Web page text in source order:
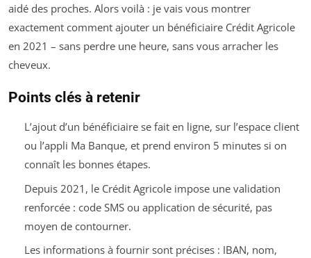
aidé des proches. Alors voilà : je vais vous montrer
exactement comment ajouter un bénéficiaire Crédit Agricole
en 2021 – sans perdre une heure, sans vous arracher les
cheveux.
Points clés à retenir
L’ajout d’un bénéficiaire se fait en ligne, sur l’espace client
ou l’appli Ma Banque, et prend environ 5 minutes si on
connaît les bonnes étapes.
Depuis 2021, le Crédit Agricole impose une validation
renforcée : code SMS ou application de sécurité, pas
moyen de contourner.
Les informations à fournir sont précises : IBAN, nom,